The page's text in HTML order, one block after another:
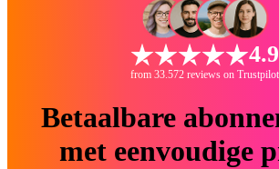
4.9
from 33.572 reviews on Trustpilot
Betaalbare
met eenvoudige